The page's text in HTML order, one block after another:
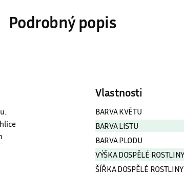
Podrobný popis
BARVA KVĚTU
BARVA LISTU
BARVA PLODU
VÝŠKA DOSPĚLÉ ROSTLINY